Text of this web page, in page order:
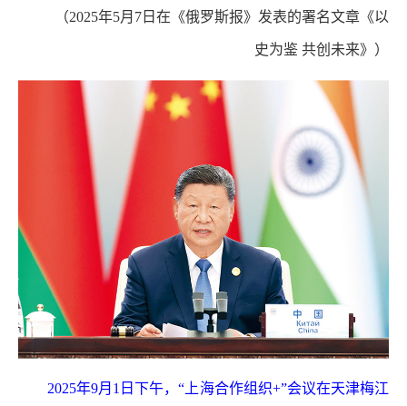
（2025年5月7日在《俄罗斯报》发表的署名文章《以
史为鉴 共创未来》）
2025年9月1日下午，“上海合作组织+”会议在天津梅江